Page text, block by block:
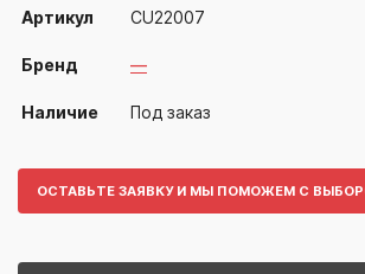
Артикул CU22007
Бренд —
Наличие Под заказ
ОСТАВЬТЕ ЗАЯВКУ И МЫ ПОМОЖЕМ С